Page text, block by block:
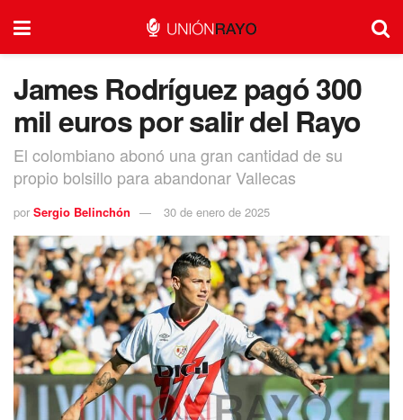
James Rodríguez pagó 300
mil euros por salir del Rayo
El colombiano abonó una gran cantidad de su
propio bolsillo para abandonar Vallecas
por Sergio Belinchón 30 de enero de 2025